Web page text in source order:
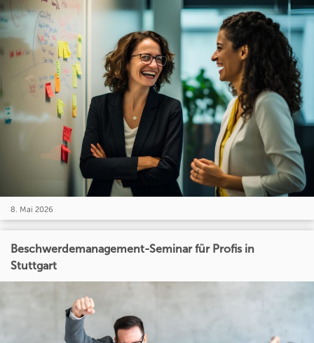
8. Mai 2026
Beschwerdemanagement-Seminar für Profis in
Stuttgart